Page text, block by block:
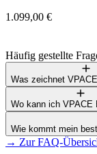
1.099,00 €
Häufig gestellte
Was zeichnet
Wo kann ich VPACE
Wie kommt mein
→ Zur FAQ-